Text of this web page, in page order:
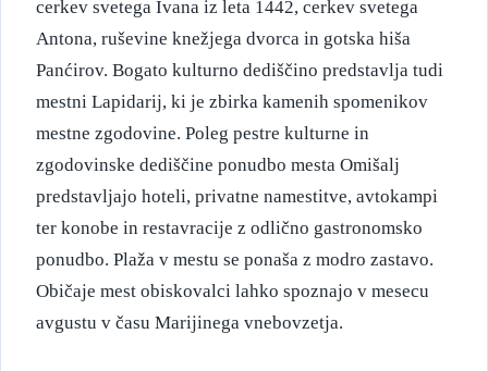
cerkev svetega Ivana iz leta 1442, cerkev svetega
Antona, ruševine knežjega dvorca in gotska hiša
Panćirov. Bogato kulturno dediščino predstavlja tudi
mestni Lapidarij, ki je zbirka kamenih spomenikov
mestne zgodovine. Poleg pestre kulturne in
zgodovinske dediščine ponudbo mesta Omišalj
predstavljajo hoteli, privatne namestitve, avtokampi
ter konobe in restavracije z odlično gastronomsko
ponudbo. Plaža v mestu se ponaša z modro zastavo.
Običaje mest obiskovalci lahko spoznajo v mesecu
avgustu v času Marijinega vnebovzetja.